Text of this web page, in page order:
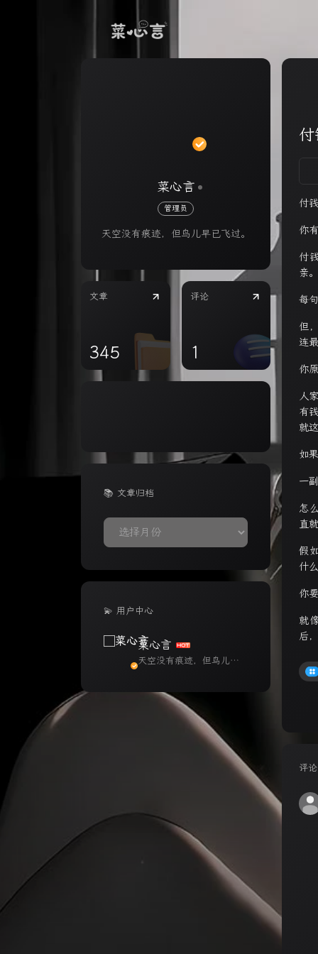
菜心言
管理员
天空没有痕迹，但鸟儿早已飞过。
文章
345
评论
1
📚 文章归档
📚
文
💫 用户中心
菜心言
天空没有痕迹，但鸟儿早
付
你
付
亲
每
但
连
你
人
有
就
如
一
怎
直
假
什
你
就
后
评论